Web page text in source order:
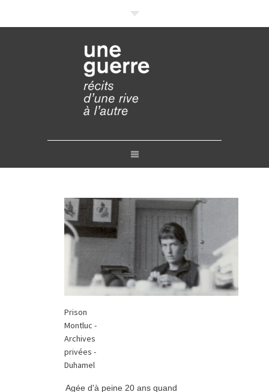
Conférences en ligne
Pourquoi et comment ?
Retours
Prison
Montluc -
Archives
privées -
Duhamel
Agée d'à peine 20 ans quand